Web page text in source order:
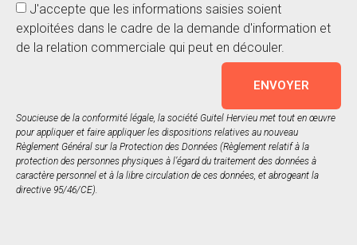
J'accepte que les informations saisies soient
exploitées dans le cadre de la demande d'information et
de la relation commerciale qui peut en découler.
ENVOYER
Soucieuse de la conformité légale, la société Guitel Hervieu met tout en œuvre
pour appliquer et faire appliquer les dispositions relatives au nouveau
Règlement Général sur la Protection des Données (Règlement relatif à la
protection des personnes physiques à l’égard du traitement des données à
caractère personnel et à la libre circulation de ces données, et abrogeant la
directive 95/46/CE).